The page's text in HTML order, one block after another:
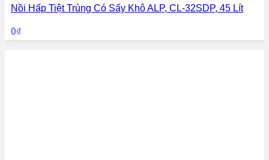
Nồi Hấp Tiệt Trùng Có Sấy Khô ALP, CL-32SDP, 45 Lít
0₫